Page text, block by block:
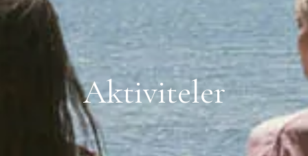
Aktiviteler